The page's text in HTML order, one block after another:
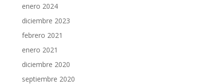
enero 2024
diciembre 2023
febrero 2021
enero 2021
diciembre 2020
septiembre 2020